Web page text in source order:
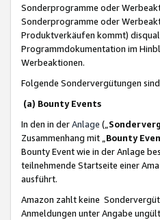
Sonderprogramme oder
Sonderprogramme oder
Produktverkäufen kommt)
Programmdokumentation im
Werbeaktionen.
Folgende Sondervergütungen
(a) Bounty Events
In den in derAnlage („
Zusammenhang mit „ Bounty
Bounty Event wie in der Anlage
teilnehmende Startseite einer
ausführt.
Amazon zahlt keine
Anmeldungen unter Angabe